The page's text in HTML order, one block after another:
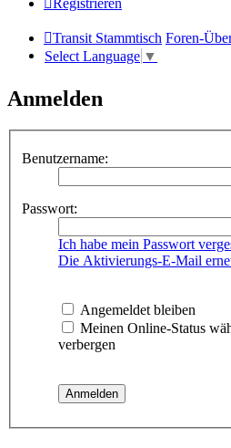
Transit Stammtisch Foren-
Select Language ▼
Anmelden
Benutzername:
Passwort:
Ich habe mein Passwort
Die Aktivierungs-E-Mail
Angemeldet bleiben
Meinen Online-Status
verbergen